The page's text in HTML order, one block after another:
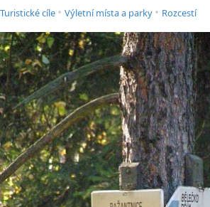
Turistické cíle • Výletní místa a parky • Rozcestí